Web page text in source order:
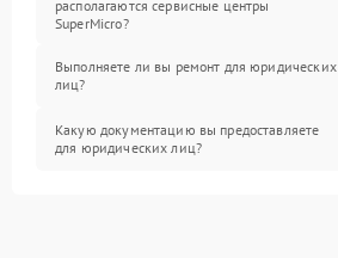
располагаются сервисные центры
SuperMicro?
Выполняете ли вы ремонт для юридических
лиц?
Какую документацию вы предоставляете
для юридических лиц?